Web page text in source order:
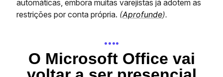
automáticas, embora muitas varejistas já adotem as
restrições por conta própria. (Aprofunde).
….
O Microsoft Office vai